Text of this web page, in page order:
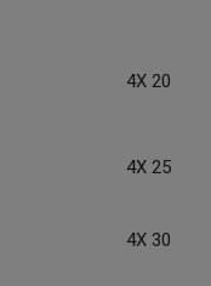
4X 20
4X 25
4X 30